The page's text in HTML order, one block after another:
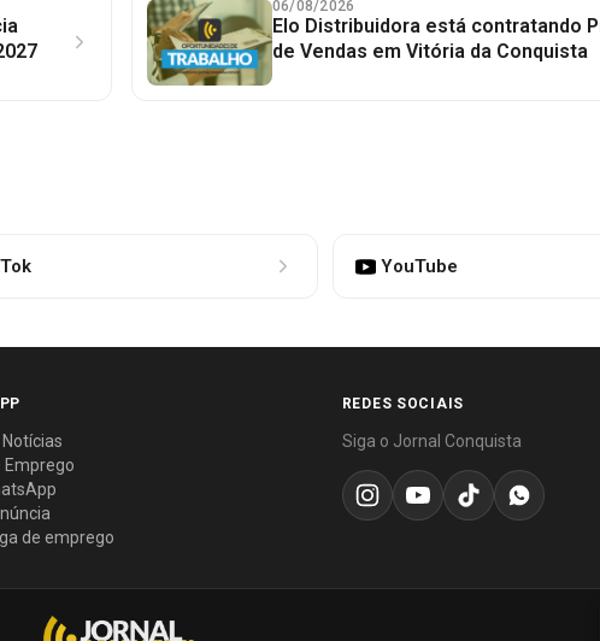
06/08/2026
Elo Distribuidora está contratando
de Vendas em Vitória da Conquista
YouTube
Emprego
de emprego
REDES SOCIAIS
Siga o Jornal Conquista